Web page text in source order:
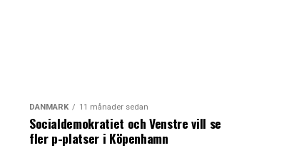
DANMARK 11 månader sedan
Socialdemokratiet och Venstre vill se
fler p-platser i Köpenhamn